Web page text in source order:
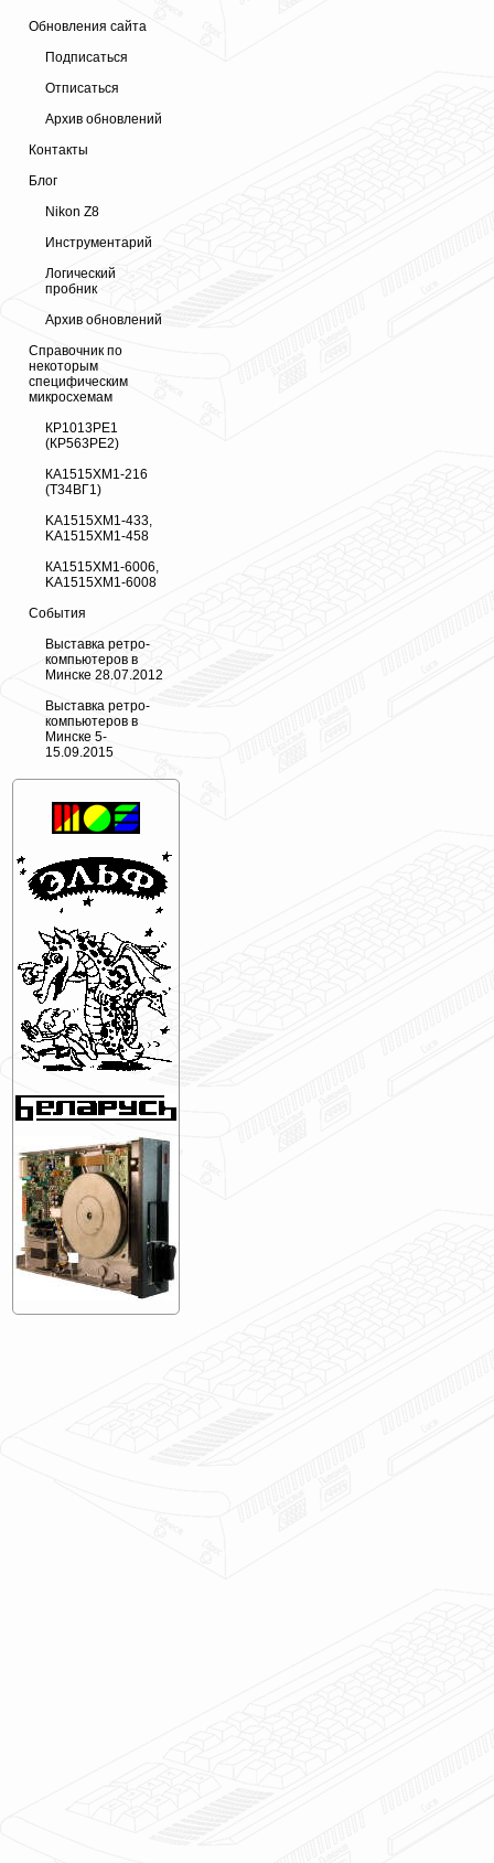
Обновления сайта
Подписаться
Отписаться
Архив обновлений
Контакты
Блог
Nikon Z8
Инструментарий
Логический
пробник
Архив обновлений
Справочник по
некоторым
специфическим
микросхемам
КР1013РЕ1
(КР563РЕ2)
КА1515ХМ1-216
(Т34ВГ1)
KA1515XM1-433,
KA1515XM1-458
КА1515ХМ1-6006,
KA1515XM1-6008
События
Выставка ретро-
компьютеров в
Минске 28.07.2012
Выставка ретро-
компьютеров в
Минске 5-
15.09.2015